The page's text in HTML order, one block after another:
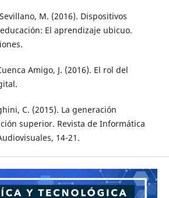
M. (2016). Dispositivos
El aprendizaje ubicuo.
Amigo, J. (2016). El rol del
C. (2015). La generación
superior. Revista de Informática
14-21.